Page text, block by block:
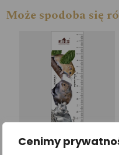
Cenimy
Może spodoba się